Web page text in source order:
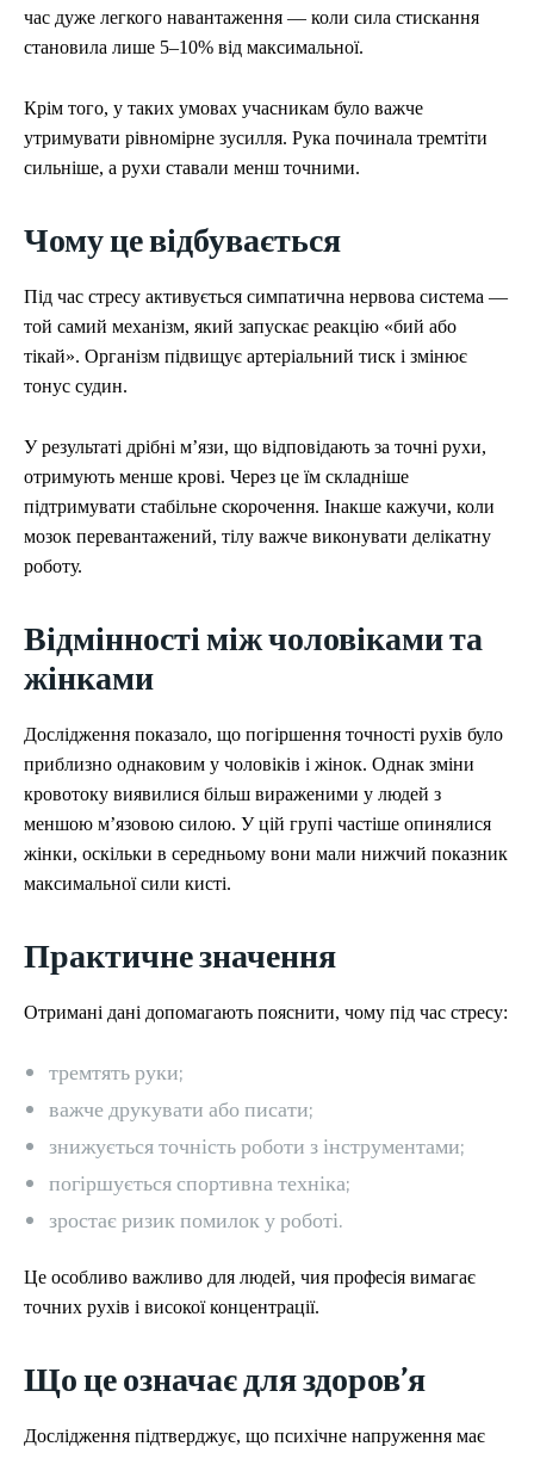
час дуже легкого навантаження — коли сила стискання
становила лише 5–10% від максимальної.
Крім того, у таких умовах учасникам було важче
утримувати рівномірне зусилля. Рука починала тремтіти
сильніше, а рухи ставали менш точними.
Чому це відбувається
Під час стресу активується симпатична нервова система —
той самий механізм, який запускає реакцію «бий або
тікай». Організм підвищує артеріальний тиск і змінює
тонус судин.
У результаті дрібні м’язи, що відповідають за точні рухи,
отримують менше крові. Через це їм складніше
підтримувати стабільне скорочення. Інакше кажучи, коли
мозок перевантажений, тілу важче виконувати делікатну
роботу.
Відмінності між чоловіками та
жінками
Дослідження показало, що погіршення точності рухів було
приблизно однаковим у чоловіків і жінок. Однак зміни
кровотоку виявилися більш вираженими у людей з
меншою м’язовою силою. У цій групі частіше опинялися
жінки, оскільки в середньому вони мали нижчий показник
максимальної сили кисті.
Практичне значення
Отримані дані допомагають пояснити, чому під час стресу:
тремтять руки;
важче друкувати або писати;
знижується точність роботи з інструментами;
погіршується спортивна техніка;
зростає ризик помилок у роботі.
Це особливо важливо для людей, чия професія вимагає
точних рухів і високої концентрації.
Що це означає для здоров’я
Дослідження підтверджує, що психічне напруження має